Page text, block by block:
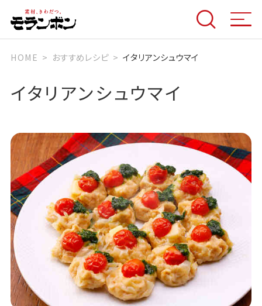
HOME おすすめレシピ イタリアンシュウマイ
イタリアンシュウマイ